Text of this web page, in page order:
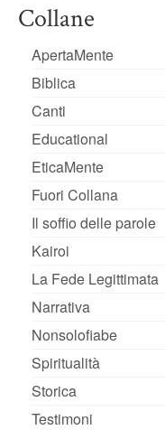
Collane
ApertaMente
Biblica
Canti
Educational
EticaMente
Fuori Collana
Il soffio delle parole
Kairoi
La Fede Legittimata
Narrativa
Nonsolofiabe
Spiritualità
Storica
Testimoni